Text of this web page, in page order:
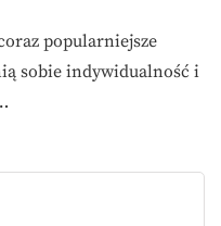
popularniejsze
sobie indywidualność i